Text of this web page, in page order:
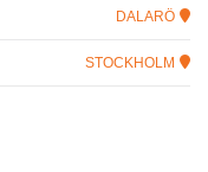
DALARÖ
STOCKHOLM